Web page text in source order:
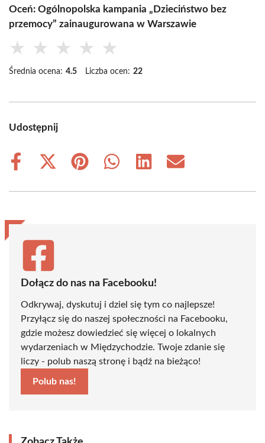
Oceń: Ogólnopolska kampania „Dzieciństwo bez
przemocy” zainaugurowana w Warszawie
★ ★ ★ ★ ★
Średnia ocena: 4.5 Liczba ocen: 22
Udostępnij
Share
Share
(Twitter)
Share
Share
Share
Share
Dołącz do nas na Facebooku!
Odkrywaj, dyskutuj i dziel się tym co najlepsze!
Przyłącz się do naszej społeczności na Facebooku,
gdzie możesz dowiedzieć się więcej o lokalnych
wydarzeniach w Międzychodzie. Twoje zdanie się
liczy - polub naszą stronę i bądź na bieżąco!
Polub nas!